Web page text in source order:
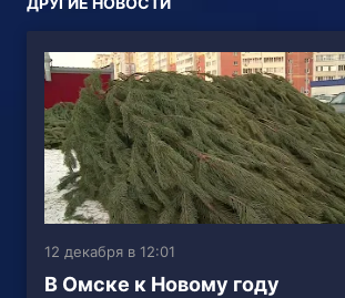
12 декабря в 12:01
В Омске к Новому году